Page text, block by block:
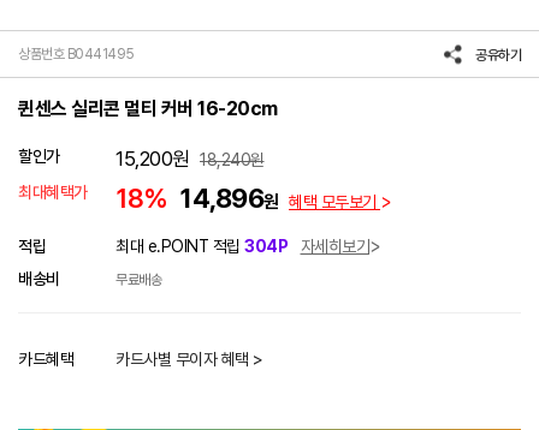
상품번호 B0441495 공유하기
퀸센스 실리콘 멀티 커버 16-20cm
할인가 15,200원 18,240원
최대혜택가
18% 14,896원 혜택 모두보기
적립 최대 e.POINT 적립 304P
자세히보기
배송비
무료배송
카드혜택 카드사별 무이자 혜택 >